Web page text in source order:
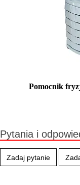
Pomocnik
Pytania i
Zadaj pytanie